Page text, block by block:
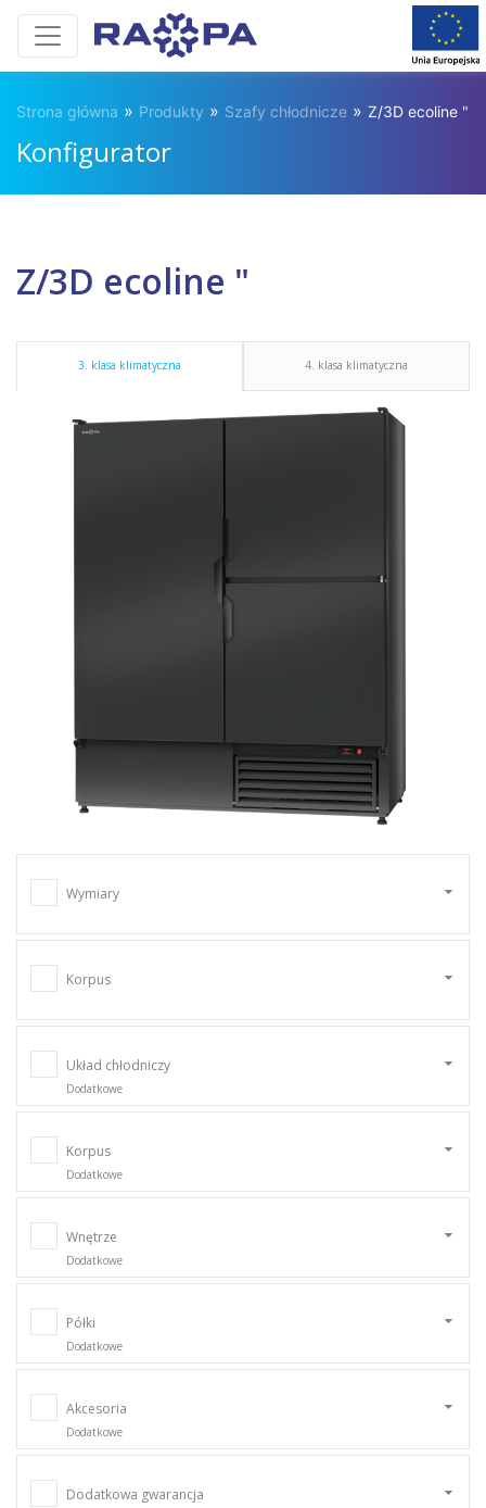
Strona główna » Produkty » Szafy chłodnicze » Z/3D ecoline "
Konfigurator
Z/3D ecoline "
3. klasa klimatyczna 4. klasa klimatyczna
Wymiary
Korpus
Układ chłodniczy
Dodatkowe
Korpus
Dodatkowe
Wnętrze
Dodatkowe
Półki
Dodatkowe
Akcesoria
Dodatkowe
Dodatkowa gwarancja